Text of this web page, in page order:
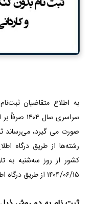
به اطلاع متقاضیان
سراسری
صورت می گیرد، می‌رساند
رشته‌ها از طریق درگاه
۱۴۰۴/۰۶/۱۵ از طریق درگاه اطلاع‌رسانی این سازمان انجام می‌شود.